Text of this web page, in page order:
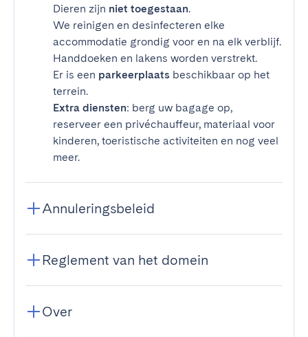
Dieren zijn niet toegestaan.
We reinigen en desinfecteren elke
accommodatie grondig voor en na elk verblijf.
Handdoeken en lakens worden verstrekt.
Er is een parkeerplaats beschikbaar op het
terrein.
Extra diensten: berg uw bagage op,
reserveer een privéchauffeur, materiaal voor
kinderen, toeristische activiteiten en nog veel
meer.
Annuleringsbeleid
Reglement van het domein
Over